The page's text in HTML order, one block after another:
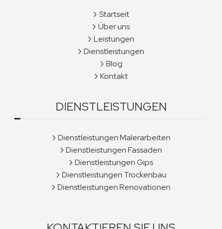
Startseit
Über uns
Leistungen
Dienstleistungen
Blog
Kontakt
DIENSTLEISTUNGEN
Dienstleistungen Malerarbeiten
Dienstleistungen Fassaden
Dienstleistungen Gips
Dienstleistungen Trockenbau
Dienstleistungen Renovationen